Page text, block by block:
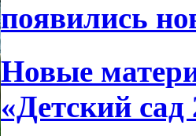
появились
Новые
«Детский сад